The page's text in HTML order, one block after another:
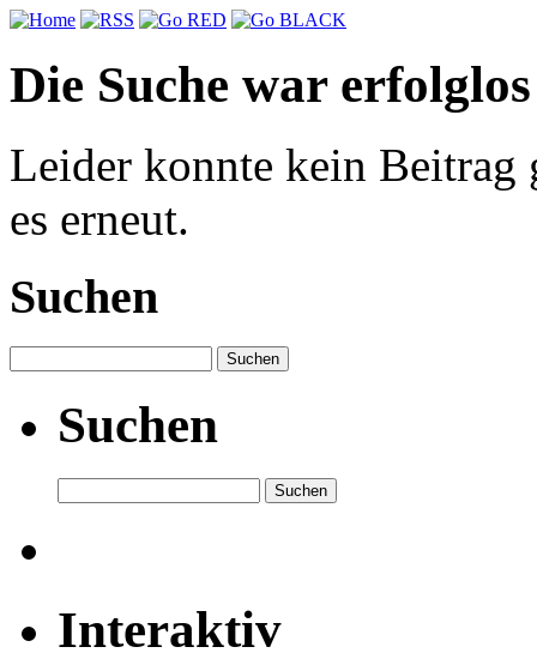
Die Suche war erfolglos
Leider konnte kein Beitrag
es erneut.
Suchen
Suchen
Interaktiv